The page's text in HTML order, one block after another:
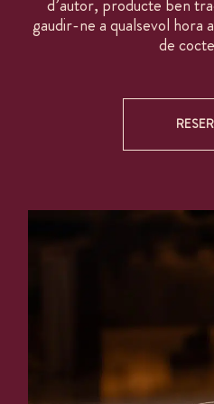
d’autor, producte ben
gaudir-ne a qualsevol hora
de